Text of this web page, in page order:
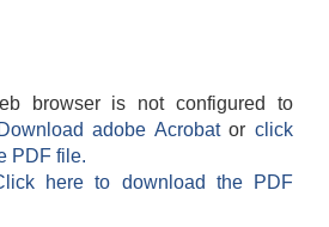
browser is not configured to
Download adobe Acrobatorclick
PDF file.
here to download the PDF